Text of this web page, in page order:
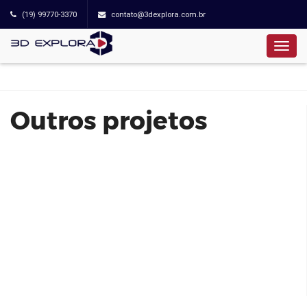
(19) 99770-3370 contato@3dexplora.com.br
Outros projetos
Residencial Lincoln - Mazeto